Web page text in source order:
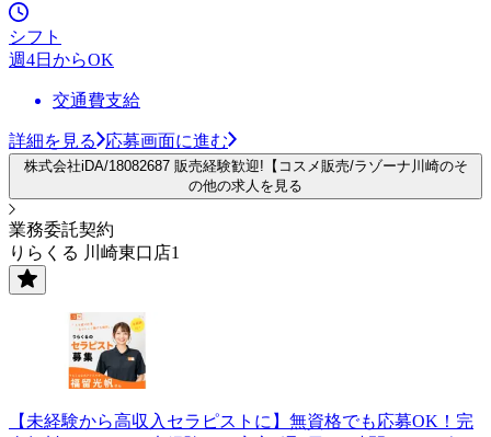
シフト
週4日からOK
交通費支給
詳細を見る 応募画面に進む
株式会社iDA/18082687 販売経験歓迎!【コスメ販売/ラゾーナ川崎のそ
の他の求人を見る
業務委託契約
りらくる 川崎東口店1
【未経験から高収入セラピストに】無資格でも応募OK！完